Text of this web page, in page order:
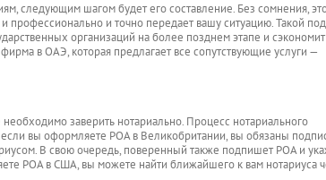
следующим шагом будет его составление. Без сомнения,
профессионально и точно передает вашу ситуацию. Такой
организаций на более позднем этапе и сэкономит
в ОАЭ, которая предлагает все сопутствующие услуги —
заверить нотариально. Процесс нотариального
вы оформляете POA в Великобритании, вы обязаны
В свою очередь, поверенный также подпишет POA и
POA в США, вы можете найти ближайшего к вам нотариуса